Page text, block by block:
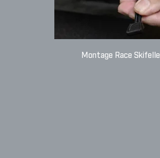
Montage Race Skifelle